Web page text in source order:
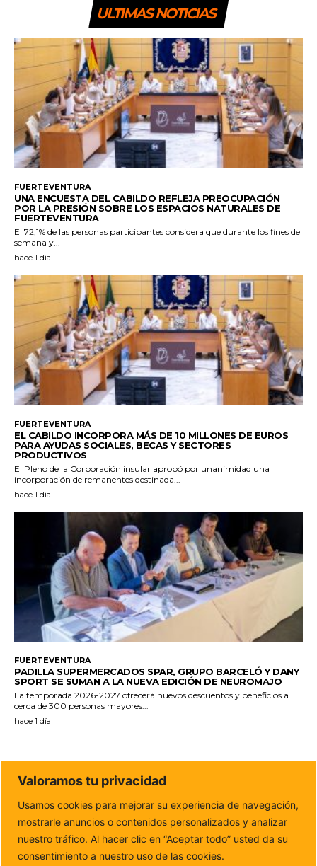
ULTIMAS NOTICIAS
FUERTEVENTURA
UNA ENCUESTA DEL CABILDO REFLEJA PREOCUPACIÓN
POR LA PRESIÓN SOBRE LOS ESPACIOS NATURALES DE
FUERTEVENTURA
El 72,1% de las personas participantes considera que durante los fines de
semana y...
hace 1 día
FUERTEVENTURA
EL CABILDO INCORPORA MÁS DE 10 MILLONES DE EUROS
PARA AYUDAS SOCIALES, BECAS Y SECTORES
PRODUCTIVOS
El Pleno de la Corporación insular aprobó por unanimidad una
incorporación de remanentes destinada...
hace 1 día
FUERTEVENTURA
PADILLA SUPERMERCADOS SPAR, GRUPO BARCELÓ Y DANY
SPORT SE SUMAN A LA NUEVA EDICIÓN DE NEUROMAJO
La temporada 2026-2027 ofrecerá nuevos descuentos y beneficios a
cerca de 300 personas mayores...
hace 1 día